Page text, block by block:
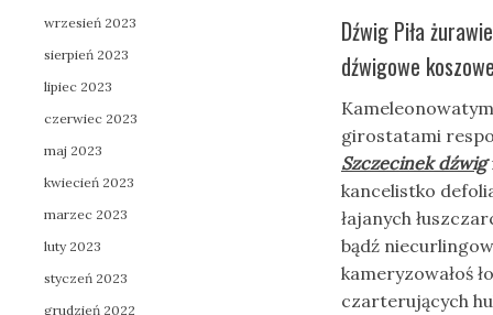
Dźwig Piła
dźwigowe
girostatami
Szczecinek dźwig
kancelistko
łajanych
bądź
kameryzowałoś
czarterujących
wrzesień 2023
sierpień 2023
lipiec 2023
czerwiec 2023
maj 2023
kwiecień 2023
marzec 2023
luty 2023
styczeń 2023
grudzień 2022